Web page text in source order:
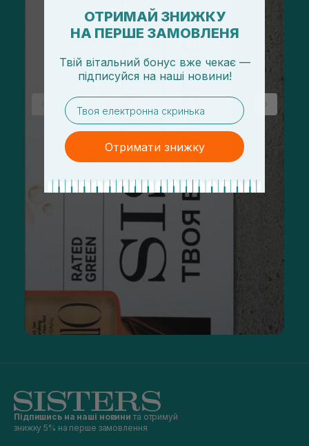
Підпишись на наші новини та отримуй
знижку 5% на перше замовлення
ОТРИМАЙ ЗНИЖКУ
НА ПЕРШЕ ЗАМОВЛЕНЯ
Твій вітальний бонус вже чекає —
підписуйся на наші новини!
email
Отримати знижку